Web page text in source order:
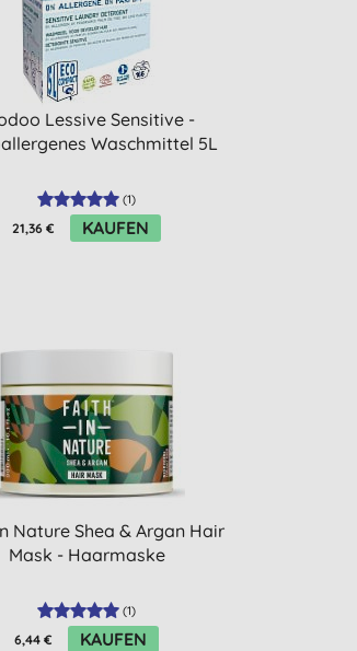
Lessive Sensitive -
Waschmittel 5L
(1)
21,36 € KAUFEN
Nature Shea & Argan Hair
Mask - Haarmaske
(1)
6,44 € KAUFEN